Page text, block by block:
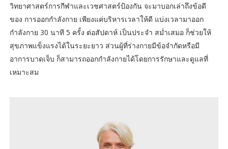
วิทยาศาสตร์การกีฬาและเวชศาสตร์ป้องกัน จะมาบอกเล่าถึงข้อดี
ของ การออกกำลังกาย เพียงแค่บริหารเวลาให้ดี แบ่งเวลามาออก
กำลังกาย 30 นาที 5 ครั้ง ต่อสัปดาห์ เป็นประจำ สม่ำเสมอ ก็ช่วยให้
สุขภาพแข็งแรงได้ในระยะยาว ส่วนผู้ที่ร่างกายมีข้อจำกัดหรือมี
อาการบาดเจ็บ ก็สามารถออกกำลังกายได้โดยการรักษาและดูแลที่
เหมาะสม